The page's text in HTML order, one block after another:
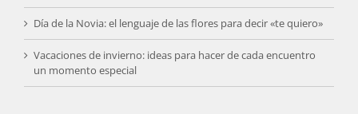
Día de la Novia: el lenguaje de las flores para decir «te quiero»
Vacaciones de invierno: ideas para hacer de cada encuentro
un momento especial